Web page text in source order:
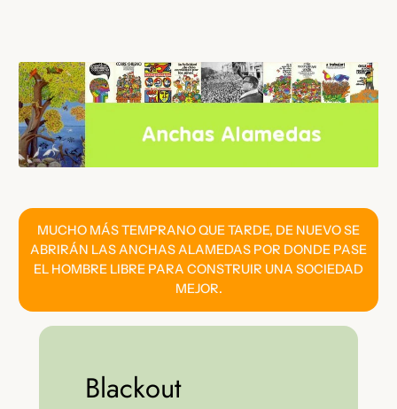
contenido
MUCHO MÁS TEMPRANO QUE TARDE, DE NUEVO SE
ABRIRÁN LAS ANCHAS ALAMEDAS POR DONDE PASE
EL HOMBRE LIBRE PARA CONSTRUIR UNA SOCIEDAD
MEJOR.
Blackout